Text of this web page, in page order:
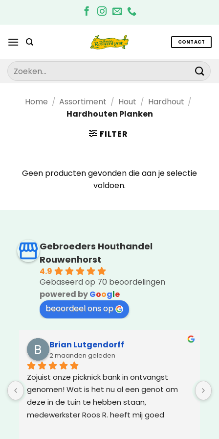
CONTACT
Zoeken
naar:
Home / Assortiment / Hout / Hardhout /
Hardhouten Planken
FILTER
Geen producten gevonden die aan je selectie
voldoen.
Gebroeders Houthandel
Rouwenhorst
4.9
Gebaseerd op 70 beoordelingen
powered byGoogle
beoordeel ons op
Brian Lutgendorff
2 maanden geleden
Zojuist onze picknick bank in ontvangst
genomen! Wat is het nu al een genot om
deze in de tuin te hebben staan,
medewerkster Roos R. heeft mij goed